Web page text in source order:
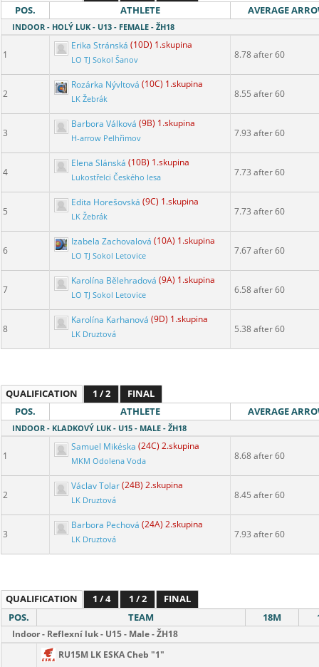
POS.
ATHLETE AVERAGE
INDOOR - HOLÝ LUK - U13 - FEMALE - ŽH18
1
Erika Stránská (10D) 1.skupina
LO TJ Sokol Šanov 8.78 after 60
2
Rozárka Nývltová (10C) 1.skupina
LK Žebrák 8.55 after 60
3
Barbora Válková (9B) 1.skupina
H-arrow Pelhřimov 7.93 after 60
4
Elena Slánská (10B) 1.skupina
Lukostřelci Českého lesa 7.73 after 60
5
Edita Horešovská (9C) 1.skupina
LK Žebrák 7.73 after 60
6
Izabela Zachovalová (10A) 1.skupina
LO TJ Sokol Letovice 7.67 after 60
7
Karolína Bělehradová (9A) 1.skupina
LO TJ Sokol Letovice 6.58 after 60
8
Karolína Karhanová (9D) 1.skupina
LK Druztová 5.38 after 60
QUALIFICATION 1 / 2
FINAL
POS.
ATHLETE AVERAGE
INDOOR - KLADKOVÝ LUK - U15 - MALE - ŽH18
1
Samuel Mikéska (24C) 2.skupina
MKM Odolena Voda 8.68 after 60
2
Václav Tolar(24B) 2.skupina
LK Druztová 8.45 after 60
3
Barbora Pechová (24A) 2.skupina
LK Druztová 7.93 after 60
QUALIFICATION 1 / 4 1 / 2
FINAL
POS.
TEAM 18M
Indoor - Reflexní luk - U15 - Male - ŽH18
RU15M LK ESKA Cheb "1"